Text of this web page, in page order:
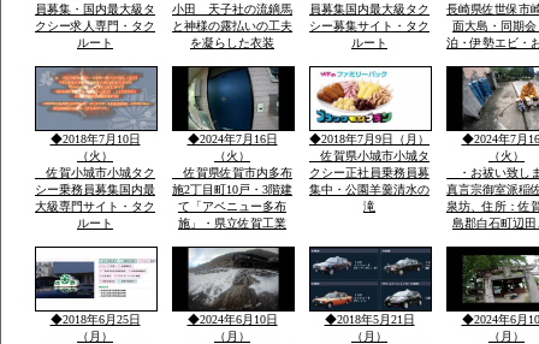
員募集・国内最大級タ
クシー求人専門・タク
ルート
小田 天子社の流鏑馬
と神様の露払いの工夫
を凝らした衣装
員募集国内最大級タク
シー募集サイト・タク
ルート
長崎県佐世保市
面大島・同期会
泊・伊勢エビ・
宿「港町」旅行
告・佐賀県から
西海市崎戸方面
を渡つて大島
◆2018年7月10日
（火）
佐賀小城市小城タク
シー乗務員募集国内最
大級専門サイト・タク
ルート
◆2024年7月16日
（火）
佐賀県佐賀市内多布
施2丁目町10戸・3階建
て「アベニュー多布
施」・県立佐賀工業
布施橋バス停まで2
分・インターネツト無
料・「室内小型ペツト
飼育相談可 3000円
up」2・3階別階段
◆2018年7月9日（月）
佐賀県小城市小城タ
クシー正社員乗務員募
集中・公園羊羹清水の
滝
◆2024年7月
（火）
・お祓い致し
真言宗御室派稲
泉坊、住所：佐
島郡白石町辺田
0954-65-2806 /
８０－２７１４
８４
◆2018年6月25日
（月）
◆2024年6月10日
（月）
◆2018年5月21日
（月）
◆2024年6月
（月）